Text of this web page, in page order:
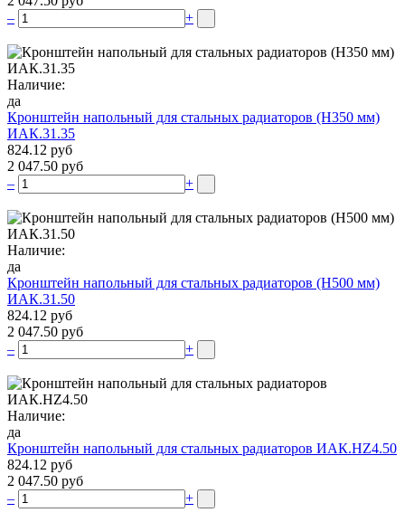
–
+
Наличие:
да
Кронштейн напольный для стальных радиаторов (Н350 мм)
ИАК.31.35
824.12 руб
2 047.50 руб
–
+
Наличие:
да
Кронштейн напольный для стальных радиаторов (Н500 мм)
ИАК.31.50
824.12 руб
2 047.50 руб
–
+
Наличие:
да
Кронштейн напольный для стальных радиаторов ИАК.НZ4.50
824.12 руб
2 047.50 руб
–
+